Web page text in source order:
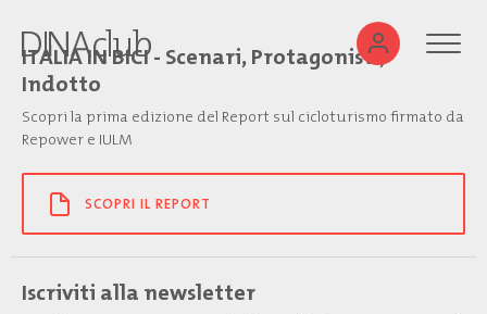
ITALIA IN BICI - Scenari, Protagonisti,
Indotto
Scopri la prima edizione del Report sul cicloturismo firmato da
Repower e IULM
SCOPRI IL REPORT
Iscriviti alla newsletter